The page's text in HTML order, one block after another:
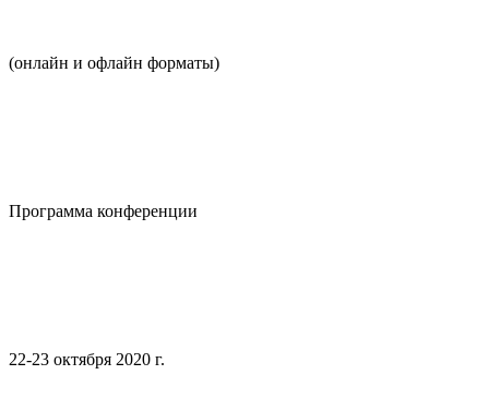
(онлайн и офлайн форматы)
Программа конференции
22-23 октября 2020 г.